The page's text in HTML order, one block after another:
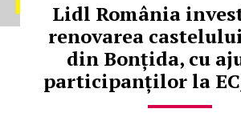
Lidl România
renovarea
din Bonțida, cu
participanților la